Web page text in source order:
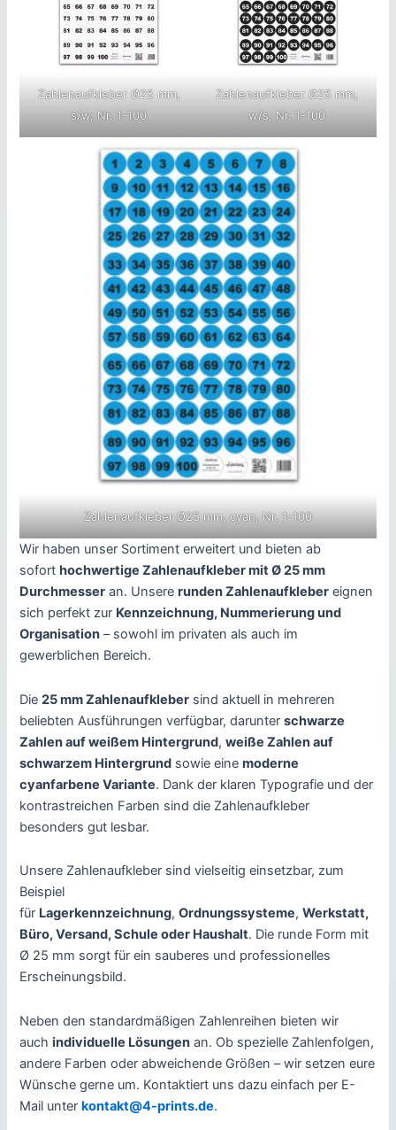
Zahlenaufkleber Ø25 mm,
s/w, Nr. 1-100
Zahlenaufkleber Ø25 mm,
w/s, Nr. 1-100
Zahlenaufkleber Ø25 mm, cyan, Nr. 1-100
Wir haben unser Sortiment erweitert und bieten ab
soforthochwertige Zahlenaufkleber mit Ø 25 mm
Durchmesser an. Unsererunden Zahlenaufkleber eignen
sich perfekt zur Kennzeichnung, Nummerierung und
Organisation – sowohl im privaten als auch im
gewerblichen Bereich.
Die25 mm Zahlenaufkleber sind aktuell in mehreren
beliebten Ausführungen verfügbar, darunterschwarze
Zahlen auf weißem Hintergrund,weiße Zahlen auf
schwarzem Hintergrund sowie einemoderne
cyanfarbene Variante. Dank der klaren Typografie und der
kontrastreichen Farben sind die Zahlenaufkleber
besonders gut lesbar.
Unsere Zahlenaufkleber sind vielseitig einsetzbar, zum
Beispiel
für Lagerkennzeichnung,Ordnungssysteme,Werkstatt,
Büro, Versand, Schule oder Haushalt. Die runde Form mit
Ø 25 mm sorgt für ein sauberes und professionelles
Erscheinungsbild.
Neben den standardmäßigen Zahlenreihen bieten wir
auchindividuelle Lösungen an. Ob spezielle Zahlenfolgen,
andere Farben oder abweichende Größen – wir setzen eure
Wünsche gerne um. Kontaktiert uns dazu einfach per E-
Mail unterkontakt@4-prints.de.